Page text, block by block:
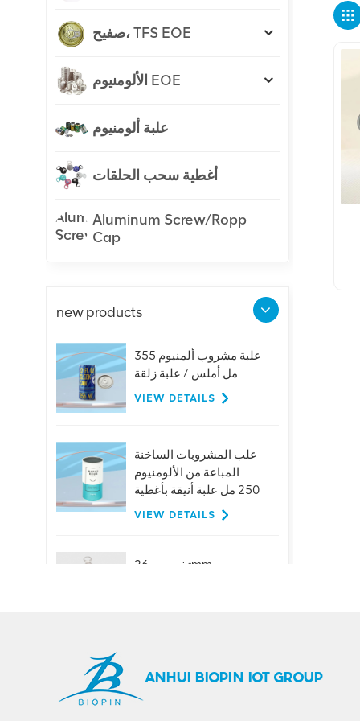
صفيح، TFS EOE
الألومنيوم EOE
علبة ألومنيوم
أغطية سحب الحلقات
Aluminum Screw/Ropp
Cap
new products
علبة مشروب ألمنيوم 355
مل أملس / علبة زلقة
VIEW DETAILS
علب المشروبات الساخنة
المباعة من الألومنيوم
250 مل علبة أنيقة بأغطية
VIEW DETAILS
تخصيص 26mm
حار بيع 401 # 99mm
الألومنيوم سهلة الفتح
ANHUI BIOPIN IOT GROUP